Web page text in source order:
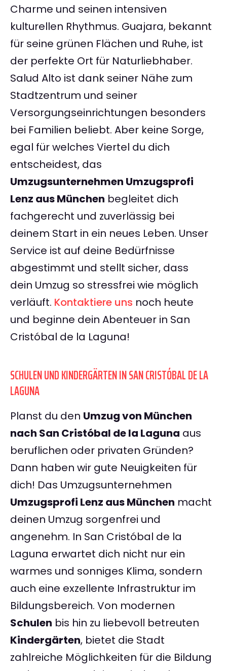
Charme und seinen intensiven
kulturellen Rhythmus. Guajara, bekannt
für seine grünen Flächen und Ruhe, ist
der perfekte Ort für Naturliebhaber.
Salud Alto ist dank seiner Nähe zum
Stadtzentrum und seiner
Versorgungseinrichtungen besonders
bei Familien beliebt. Aber keine Sorge,
egal für welches Viertel du dich
entscheidest, das
Umzugsunternehmen Umzugsprofi
Lenz aus München begleitet dich
fachgerecht und zuverlässig bei
deinem Start in ein neues Leben. Unser
Service ist auf deine Bedürfnisse
abgestimmt und stellt sicher, dass
dein Umzug so stressfrei wie möglich
verläuft. Kontaktiere uns noch heute
und beginne dein Abenteuer in San
Cristóbal de la Laguna!
SCHULEN UND KINDERGÄRTEN IN SAN CRISTÓBAL DE LA
LAGUNA
Planst du den Umzug von München
nach San Cristóbal de la Laguna aus
beruflichen oder privaten Gründen?
Dann haben wir gute Neuigkeiten für
dich! Das Umzugsunternehmen
Umzugsprofi Lenz aus München macht
deinen Umzug sorgenfrei und
angenehm. In San Cristóbal de la
Laguna erwartet dich nicht nur ein
warmes und sonniges Klima, sondern
auch eine exzellente Infrastruktur im
Bildungsbereich. Von modernen
Schulen bis hin zu liebevoll betreuten
Kindergärten, bietet die Stadt
zahlreiche Möglichkeiten für die Bildung